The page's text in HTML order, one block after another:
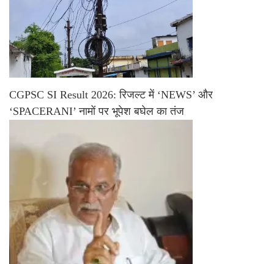
CGPSC SI Result 2026: रिजल्ट में ‘NEWS’ और
‘SPACERANI’ नामों पर भूपेश बघेल का तंज